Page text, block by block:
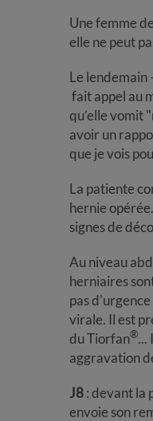
Une femme
elle ne peut
Le lendemain
fait appel au
qu’elle vomit
avoir un
que je vois
La patiente
hernie
signes de
Au niveau
herniaires
pas
virale. Il est
du Tiorfan®...
aggravation
J8: devant la
envoie son